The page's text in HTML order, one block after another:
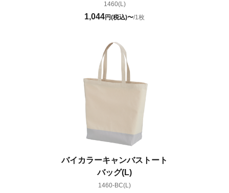
1460(L)
1,044円(税込)〜/1枚
バイカラーキャンバストート
バッグ(L)
1460-BC(L)